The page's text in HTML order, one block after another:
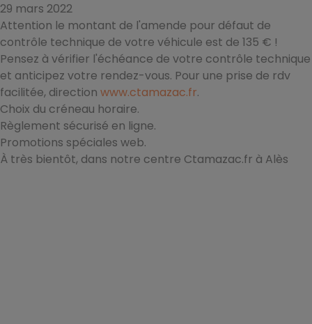
29 mars 2022
Attention le montant de l'amende pour défaut de
contrôle technique de votre véhicule est de 135 € !
Pensez à vérifier l'échéance de votre contrôle technique
et anticipez votre rendez-vous. Pour une prise de rdv
facilitée, direction www.ctamazac.fr.
Choix du créneau horaire.
Règlement sécurisé en ligne.
Promotions spéciales web.
À très bientôt, dans notre centre Ctamazac.fr à Alès